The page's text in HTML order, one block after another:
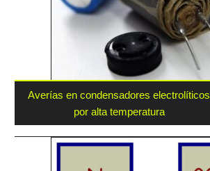
Averías en condensadores electrolíticos
por alta temperatura